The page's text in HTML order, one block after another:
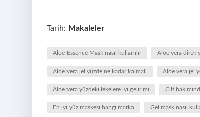
Tarih: Makaleler
Aloe Essence Mask nasıl kullanılır Aloe vera direk
Aloe vera jel yüzde ne kadar kalmalı Aloe vera jel
Aloe vera yüzdeki lekelere iyi gelir mi Cilt
En iyi yüz maskesi hangi marka Gel mask nasıl